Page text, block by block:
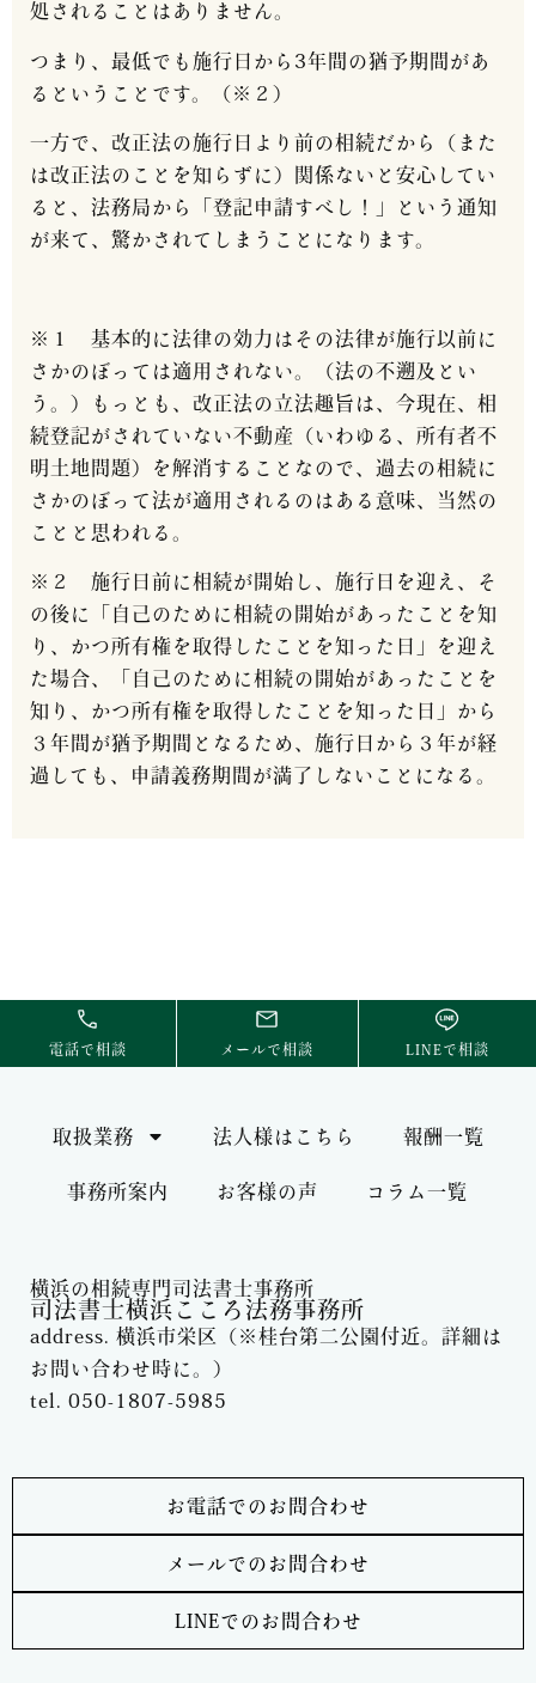
処されることはありません。
つまり、最低でも施行日から3年間の猶予期間があ
るということです。（※２）
一方で、改正法の施行日より前の相続だから（また
は改正法のことを知らずに）関係ないと安心してい
ると、法務局から「登記申請すべし！」という通知
が来て、驚かされてしまうことになります。
※１ 基本的に法律の効力はその法律が施行以前に
さかのぼっては適用されない。（法の不遡及とい
う。）もっとも、改正法の立法趣旨は、今現在、相
続登記がされていない不動産（いわゆる、所有者不
明土地問題）を解消することなので、過去の相続に
さかのぼって法が適用されるのはある意味、当然の
ことと思われる。
※２ 施行日前に相続が開始し、施行日を迎え、そ
の後に「自己のために相続の開始があったことを知
り、かつ所有権を取得したことを知った日」を迎え
た場合、「自己のために相続の開始があったことを
知り、かつ所有権を取得したことを知った日」から
３年間が猶予期間となるため、施行日から３年が経
過しても、申請義務期間が満了しないことになる。
電話で相談 メールで相談 LINEで相談
取扱業務 法人様はこちら 報酬一覧
事務所案内 お客様の声 コラム一覧
横浜の相続専門司法書士事務所
司法書士横浜こころ法務事務所
address. 横浜市栄区（※桂台第二公園付近。詳細は
お問い合わせ時に。）
tel. 050-1807-5985
お電話でのお問合わせ
メールでのお問合わせ
LINEでのお問合わせ